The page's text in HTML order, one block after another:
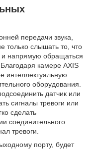
передачи звука,
только слышать то, что
и напрямую обращаться
камере AXIS
интеллектуальную
оборудования.
датчик или
сигналы тревоги или
сделать
соединительного
тревоги.
порту, будет